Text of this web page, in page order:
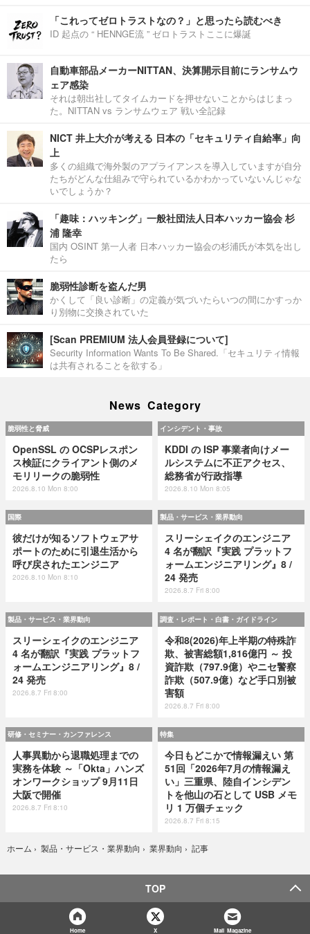
「これってゼロトラストなの？」と思ったら読むべき
ID 起点の “ HENNGE流 ” ゼロトラストここに爆誕
自動車部品メーカーNITTAN、決算開示目前にランサムウ
ェア感染
それは朝出社してタイムカードを押せないことからはじまっ
た。NITTAN vs ランサムウェア 戦い全記録
NICT 井上大介が考える 日本の「セキュリティ自給率」向
上
多くの組織で海外製のアプライアンスを導入していますが自分
たちがどんな仕組みで守られているかわかっていないんじゃな
いでしょうか？
「趣味：ハッキング」一般社団法人日本ハッカー協会 杉
浦 隆幸
国内 OSINT 第一人者 日本ハッカー協会の杉浦氏が本気を出し
たら
脆弱性診断を盗んだ男
かくして「良い診断」の定義が気づいたらいつの間にかすっか
り別物に交換されていた
[Scan PREMIUM 法人会員登録について]
Security Information Wants To Be Shared.「セキュリティ情報
は共有されることを欲する」
News Category
脆弱性と脅威
OpenSSL の OCSPレスポン
ス検証にクライアント側のメ
モリリークの脆弱性
2026.8.10 Mon 8:00
インシデント・事故
KDDI の ISP 事業者向けメー
ルシステムに不正アクセス、
総務省が行政指導
2026.8.10 Mon 8:05
国際
彼だけが知るソフトウェアサ
ポートのために引退生活から
呼び戻されたエンジニア
2026.8.10 Mon 8:10
製品・サービス・業界動向
スリーシェイクのエンジニア
4 名が翻訳『実践 プラットフ
ォームエンジニアリング』8 /
24 発売
2026.8.7 Fri 8:00
製品・サービス・業界動向
スリーシェイクのエンジニア
4 名が翻訳『実践 プラットフ
ォームエンジニアリング』8 /
24 発売
2026.8.7 Fri 8:00
調査・レポート・白書・ガイドライン
令和8(2026)年上半期の特殊詐
欺、被害総額1,816億円 ～ 投
資詐欺（797.9億）やニセ警察
詐欺（507.9億）など手口別被
害額
2026.8.7 Fri 8:00
研修・セミナー・カンファレンス
人事異動から退職処理までの
実務を体験 ～「Okta」ハンズ
オンワークショップ 9月11日
大阪で開催
2026.8.7 Fri 8:10
特集
今日もどこかで情報漏えい 第
51回「2026年7月の情報漏え
い」三重県、陸自インシデン
トを他山の石として USB メモ
リ 1 万個チェック
2026.8.7 Fri 8:15
ホーム › 製品・サービス・業界動向 › 業界動向 › 記事
TOP
Home X Mail Magazine